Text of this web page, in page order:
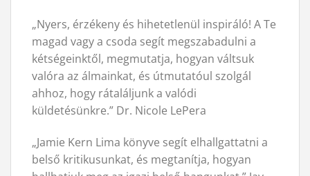
„Nyers, érzékeny és hihetetlenül inspiráló! A Te
magad vagy a csoda segít megszabadulni a
kétségeinktől, megmutatja, hogyan váltsuk
valóra az álmainkat, és útmutatóul szolgál
ahhoz, hogy rátaláljunk a valódi
küldetésünkre.” Dr. Nicole LePera
„Jamie Kern Lima könyve segít elhallgattatni a
belső kritikusunkat, és megtanítja, hogyan